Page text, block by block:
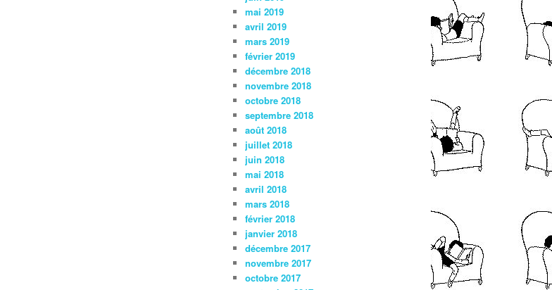
mai 2019
avril 2019
mars 2019
février 2019
décembre 2018
novembre 2018
octobre 2018
septembre 2018
août 2018
juillet 2018
juin 2018
mai 2018
avril 2018
mars 2018
février 2018
janvier 2018
décembre 2017
novembre 2017
octobre 2017